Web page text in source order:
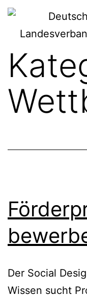
Zum
Deutscher
Harmonika-
Verband
Der Social
Wissen sucht